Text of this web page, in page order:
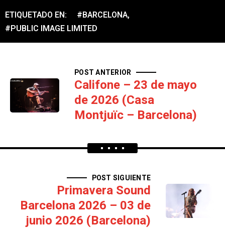
ETIQUETADO EN: #BARCELONA,
#PUBLIC IMAGE LIMITED
POST ANTERIOR
Califone – 23 de mayo
de 2026 (Casa
Montjuïc – Barcelona)
POST SIGUIENTE
Primavera Sound
Barcelona 2026 – 03 de
junio 2026 (Barcelona)